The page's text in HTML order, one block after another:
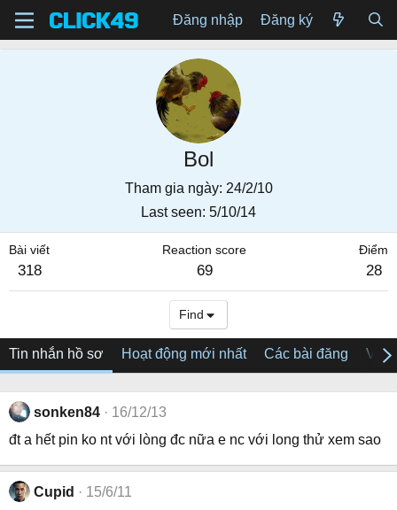
Đăng nhập Đăng ký
Bol
Tham gia ngày 24/2/10
Last seen 5/10/14
Bài viết
318
Reaction score
69
Điểm
28
Find
Tin nhắn hồ sơ Hoạt động mới nhất Các bài đăng Về
sonken84
16/12/13
đt a hết pin ko nt với lòng đc nữa e nc với long thử xem sao
Cupid
15/6/11